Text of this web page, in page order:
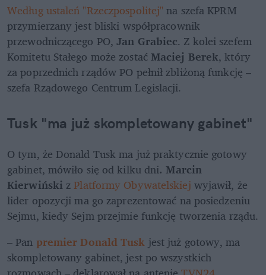
Według ustaleń "Rzeczpospolitej" na szefa KPRM
przymierzany jest bliski współpracownik
przewodniczącego PO, Jan Grabiec. Z kolei szefem
Komitetu Stałego może zostać Maciej Berek, który
za poprzednich rządów PO pełnił zbliżoną funkcję –
szefa Rządowego Centrum Legislacji.
Tusk "ma już skompletowany gabinet"
O tym, że Donald Tusk ma już praktycznie gotowy
gabinet, mówiło się od kilku dni. Marcin
Kierwiński z Platformy Obywatelskiej wyjawił, że
lider opozycji ma go zaprezentować na posiedzeniu
Sejmu, kiedy Sejm przejmie funkcję tworzenia rządu.
– Pan premier Donald Tusk jest już gotowy, ma
skompletowany gabinet, jest po wszystkich